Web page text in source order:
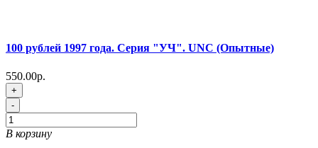
100 рублей 1997 года. Серия "УЧ". UNC (Опытные)
550.00р.
+
-
В корзину